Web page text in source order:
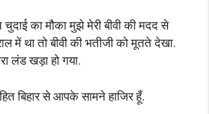
का मौका मुझे मेरी बीवी की मदद से
में था तो बीवी की भतीजी को मूतते देखा.
लंड खड़ा हो गया.
बिहार से आपके सामने हाजिर हूँ.